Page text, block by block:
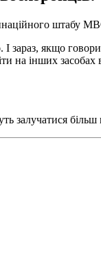
штабу
І зараз, якщо
на інших
залучатися